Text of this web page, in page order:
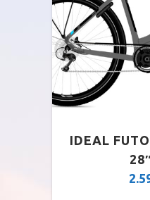
IDEAL